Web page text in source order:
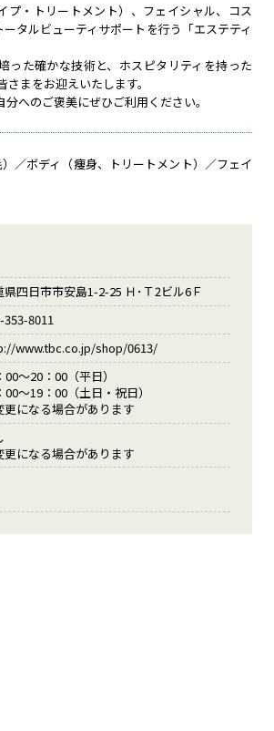
プ・トリートメント）、フェイシャル、コス
タルビューティサポートを行う「エステティ
った確かな技術と、ホスピタリティを持った
まをお迎えいたします。
へのご褒美にぜひご利用ください。
／ボディ（痩身、トリートメント）／フェイ
県四日市市安島1-2-25 Ｈ･Ｔ2ビル6Ｆ
353-8011
www.tbc.co.jp/shop/0613/
00～20：00（平日）
00～19：00（土日・祝日）
になる場合があります
になる場合があります